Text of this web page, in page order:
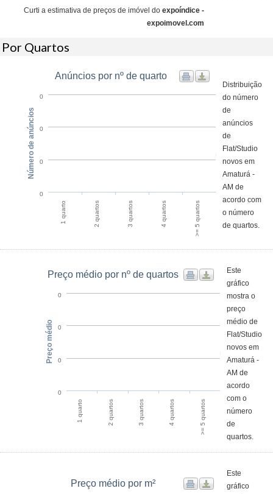
Curti a estimativa de preços de imóvel do expoíndice -
expoimovel.com
Por Quartos
Anúncios por nº de quarto
1 quarto 2 quartos 3 quartos 4 quartos >= 5 quartos
0
0
0
0
Número de anúncios
Distribuição
do número
de
anúncios
de
Flat/Studio
novos em
Amaturá -
AM de
acordo com
o número
de quartos.
Preço médio por nº de quartos
1 quarto 2 quartos 3 quartos 4 quartos >= 5 quartos
0
0
0
0
Preço médio
Este
gráfico
mostra o
preço
médio de
Flat/Studio
novos em
Amaturá -
AM de
acordo
com o
número
de
quartos.
Preço médio por m²
Este
gráfico